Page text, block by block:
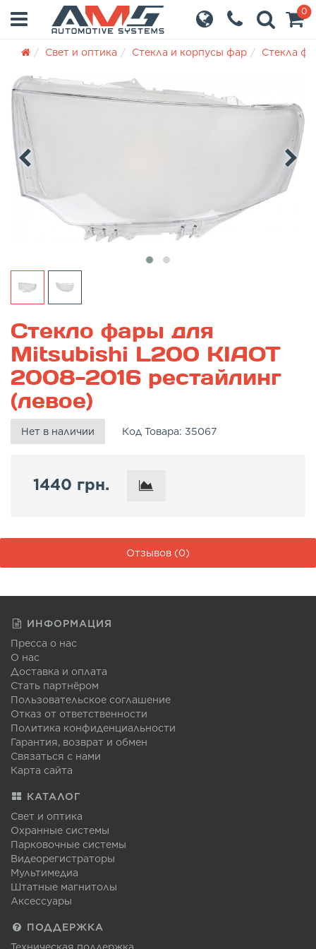
0
Свет и оптика Стекла и корпусы фар Стекла
Стекло фары для
Mitsubishi L200 KIAOT
2008-2016 рестайлинг
(левое)
Нет в наличии Код Товара: 35067
1440 грн.
Отзывов (0)
ИНФОРМАЦИЯ
Пресса о нас
О нас
Доставка и оплата
Стать партнёром
Пользовательское соглашение
Отказ от ответственности
Политика конфиденциальности
Гарантия, возврат и обмен
Связаться с нами
Карта сайта
КАТАЛОГ
Свет и оптика
Охранные системы
Парковочные системы
Видеорегистраторы
Мультимедиа
Штатные магнитолы
Аксессуары
ПОДДЕРЖКА